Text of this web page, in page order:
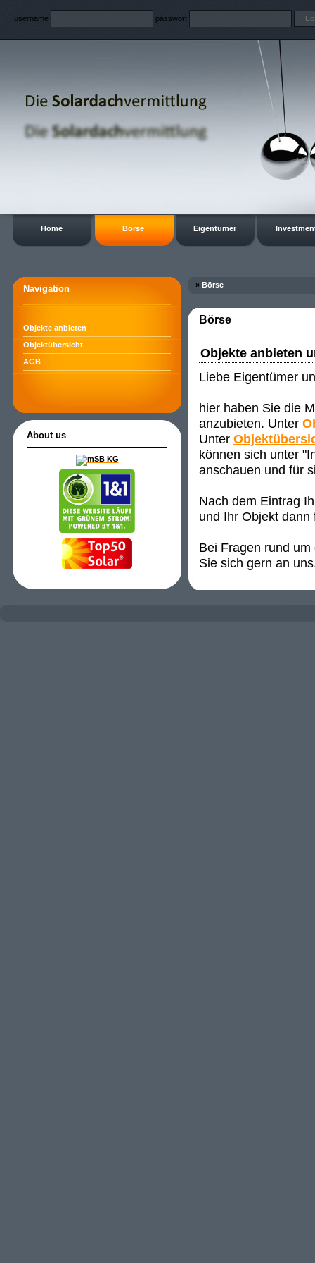
username passwort
Home Börse Eigentümer
Navigation
Objekte anbieten
Objektübersicht
AGB
About us
» Börse
Börse
Objekte anbieten
Liebe Eigentümer
hier haben Sie die
anzubieten. Unter
Unter
können sich unter
anschauen und für
Nach dem Eintrag
und Ihr Objekt dann
Bei Fragen rund
Sie sich gern an